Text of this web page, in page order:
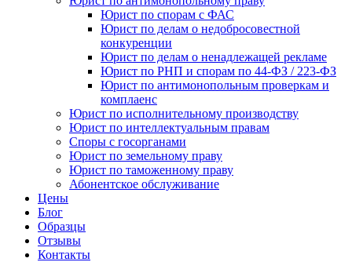
Юрист по спорам с ФАС
Юрист по делам о недобросовестной
конкуренции
Юрист по делам о ненадлежащей рекламе
Юрист по РНП и спорам по 44-ФЗ / 223-ФЗ
Юрист по антимонопольным проверкам и
комплаенс
Юрист по исполнительному производству
Юрист по интеллектуальным правам
Споры с госорганами
Юрист по земельному праву
Юрист по таможенному праву
Абонентское обслуживание
Цены
Блог
Образцы
Отзывы
Контакты